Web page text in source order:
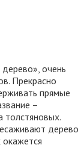
очень
Прекрасно
прямые
–
толстяновых.
дерево